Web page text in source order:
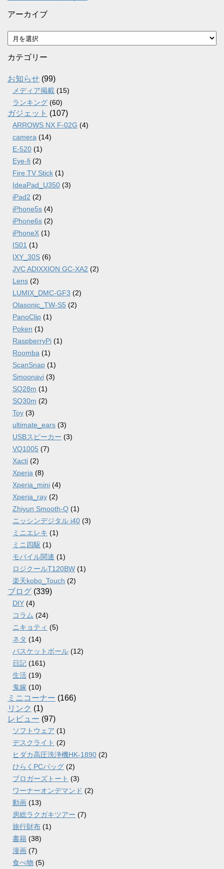
アーカイブ
ア
ー
カ
ブ
カテゴリー
お知らせ (99)
メディア掲載 (15)
ランキング (60)
ガジェット (107)
ARROWS NX F-02G (4)
camera (14)
E-520 (1)
Eye-fi (2)
Fire TV Stick (1)
IdeaPad_U350 (3)
iPad2 (2)
iPhone5s (4)
iPhone6s (2)
iPhoneX (1)
IS01 (1)
IXY_30S (6)
JVC ADIXXION GC-XA2 (2)
Lens (2)
LUMIX_DMC-GF3 (2)
Olasonic_TW-S5 (2)
PanoClip (1)
Poken (1)
RaspberryPi (1)
Roomba (1)
ScanSnap (1)
Smoonavi (3)
SQ28m (1)
SQ30m (2)
Toy (3)
ultimate_ears (3)
USBスピーカー (3)
VQ1005 (7)
Xacti (2)
Xperia (8)
Xperia_mini (4)
Xperia_ray (2)
Zhiyun Smooth-Q (1)
ニッシンデジタル i40 (3)
ミニエレキ (1)
ミニ四駆 (1)
モバイル関連 (1)
ロジクールT120BW (1)
楽天kobo_Touch (2)
ブログ (339)
DIY (4)
コラム (24)
ニキョティ (5)
ネタ (14)
バスケットボール (12)
日記 (161)
生活 (19)
鬼嫁 (10)
ミニコーナー (166)
リンク (1)
レビュー (97)
ソフトウェア (1)
デスクライト (2)
ヒダカ高圧洗浄機HK-1890 (2)
ひらくPCバッグ (2)
ブロガーズトート (3)
ワーナーオンデマンド (2)
動画 (13)
房総ラクガキツアー (7)
旅行財布 (1)
書籍 (38)
漫画 (7)
食べ物 (5)